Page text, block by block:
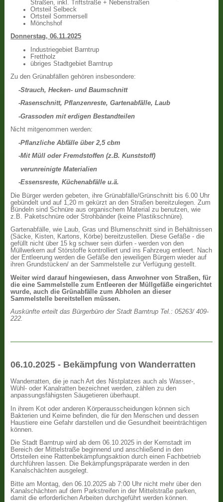
Straßen, inkl. Triftstraße + Nebenstraßen
Ortsteil Selbeck
Ortsteil Sommersell
Mönchshof
Donnerstag, 06.11.2025
Industriegebiet Barntrup
Frettholz
übriges Stadtgebiet Barntrup
Zu den Grünabfällen gehören insbesondere:
-Strauch, Hecken- und Baumschnitt
-Rasenschnitt, Pflanzenreste, Gartenabfälle, Laub
-Grassoden mit erdigen Bestandteilen
Nicht mitgenommen werden:
-Pflanzliche Abfälle über 2,5 cbm
-Mit Müll oder Fremdstoffen (z.B. Kunststoff)
verunreinigte Materialien
-Essensreste, Küchenabfälle u.ä.
Die Bürger werden gebeten, ihre Grünabfälle/Grünschnitt bis 6.00 Uhr
gebündelt und auf 1,20 m gekürzt an den Straßen bereitzulegen. Zum
Bündeln sind Schnüre aus organischem Material zu benutzen, wie
z.B. Paketschnüre oder Strohbänder (keine Plastikschnüre).
Gartenabfälle, wie Laub, Gras und Blumenschnitt sind in Behältnissen
(Säcke, Kisten, Kartons, Körbe) bereitzustellen. Diese Gefäße - die
gefüllt nicht über 15 kg schwer sein dürfen - werden von den
Müllwerkern auf Störstoffe kontrolliert und ins Fahrzeug entleert. Nach
der Entleerung werden die Gefäße den jeweiligen Bürgern wieder auf
ihren Grundstücken/ an der Sammelstelle zur Verfügung gestellt.
Weiter wird darauf hingewiesen, dass Anwohner von Straßen, für
die eine Sammelstelle zum Entleeren der Müllgefäße eingerichtet
wurde, auch die Grünabfälle zum Abholen an dieser
Sammelstelle bereitstellen müssen.
Auskünfte erteilt das Bürgerbüro der Stadt Barntrup Tel.: 05263/ 409-
222.
06.10.2025 - Bekämpfung von Wanderratten
Wanderratten, die je nach Art des Nistplatzes auch als Wasser-,
Wühl- oder Kanalratten bezeichnet werden, zählen zu den
anpassungsfähigsten Säugetieren überhaupt.
In ihrem Kot oder anderen Körperausscheidungen können sich
Bakterien und Keime befinden, die für den Menschen und dessen
Haustiere eine Gefahr darstellen und die Gesundheit beeinträchtigen
können.
Die Stadt Barntrup wird ab dem 06.10.2025 in der Kernstadt im
Bereich der Mittelstraße beginnend und anschließend in den
Ortsteilen eine Rattenbekämpfungsaktion durch einen Fachbetrieb
durchführen lassen. Die Bekämpfungspräparate werden in den
Kanalschächten ausgelegt.
Bitte am Montag, den 06.10.2025 ab 7:00 Uhr nicht mehr über den
Kanalschächten auf dem Parkstreifen in der Mittelstraße parken,
damit die erforderlichen Arbeiten durchgeführt werden können.